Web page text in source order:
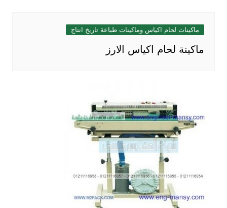
ماكينات لحام اكياس وماكينات طباعة تاريخ انتاج
ماكينة لحام اكياس الارز